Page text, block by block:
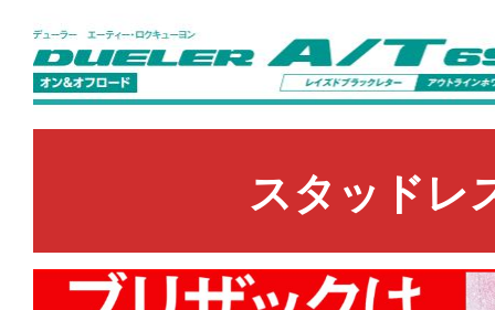
スタッドレ